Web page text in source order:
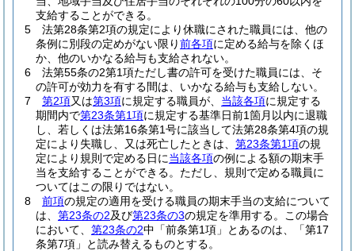
支給することができる。
5
法第28条第2項の規定により休職にされた職員には、他の
条例に別段の定めがない限り前各項に定める給与を除くほ
か、他のいかなる給与も支給されない。
6
法第55条の2第1項ただし書の許可を受けた職員には、そ
の許可が効力を有する間は、いかなる給与も支給しない。
7
第2項又は第3項に規定する職員が、 当該各項に規定する
期間内で第23条第1項に規定する基準日前1箇月以内に退職
し、若しくは法第16条第1号に該当して法第28条第4項の規
定により失職し、又は死亡したときは、 第23条第1項の規
定により規則で定める日に当該各項の例による額の期末手
当を支給することができる。 ただし、規則で定める職員に
ついてはこの限りではない。
8
前項の規定の適用を受ける職員の期末手当の支給について
は、 第23条の2及び第23条の3の規定を準用する。
この場合
において、 第23条の2中「前条第1項」とあるのは、「第17
条第7項」と読み替えるものとする。